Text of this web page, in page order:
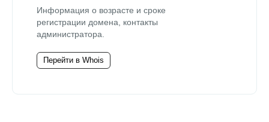
Информация о возрасте и сроке
регистрации домена, контакты
администратора.
Перейти в Whois